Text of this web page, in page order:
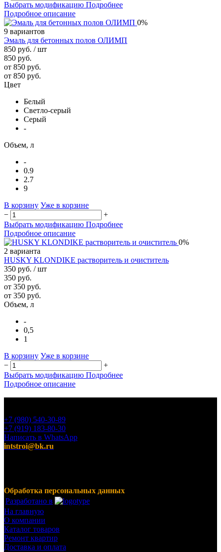
Выбрать модификацию Подробнее
Подробное описание
0%
9 вариантов
Эмаль для бетонных полов ОЛИМП
850 руб. / шт
850 руб.
от 850 руб.
от 850 руб.
Цвет
Белый
Светло-серый
Серый
-
Объем, л
-
0.9
2.7
9
В корзину Уже в корзине
−
+
Выбрать модификацию Подробнее
Подробное описание
0%
2 варианта
HUSKY KLONDIKE растворитель и очиститель
350 руб. / шт
350 руб.
от 350 руб.
от 350 руб.
Объем, л
-
0,5
1
В корзину Уже в корзине
−
+
Выбрать модификацию Подробнее
Подробное описание
+7 (980) 540-30-89
+7 (919) 183-80-30
Написать в WhatsApp
intstroi@bk.ru
Обработка персональных данных
Разработано в
На главную
О компании
Каталог товаров
Ремонт квартир
Доставка и оплата